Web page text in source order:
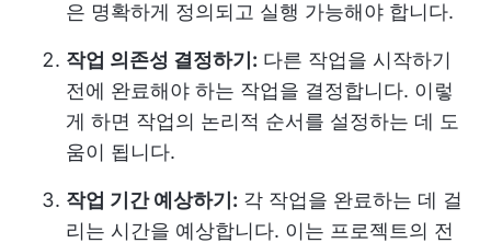
은 명확하게 정의되고 실행 가능해야 합니다.
작업 의존성 결정하기: 다른 작업을 시작하기
전에 완료해야 하는 작업을 결정합니다. 이렇
게 하면 작업의 논리적 순서를 설정하는 데 도
움이 됩니다.
작업 기간 예상하기: 각 작업을 완료하는 데 걸
리는 시간을 예상합니다. 이는 프로젝트의 전